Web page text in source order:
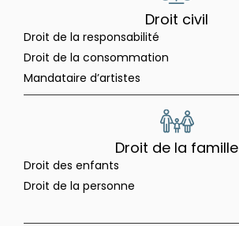
Droit civil
Droit de la responsabilité
Droit de la consommation
Mandataire d’artistes
Droit de la famille
Droit des enfants
Droit de la personne